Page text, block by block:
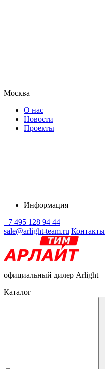
Москва
О нас
Новости
Проекты
Информация
+7 495 128 94 44
sale@arlight-team.ru Контакты
официальный дилер Arlight
Каталог